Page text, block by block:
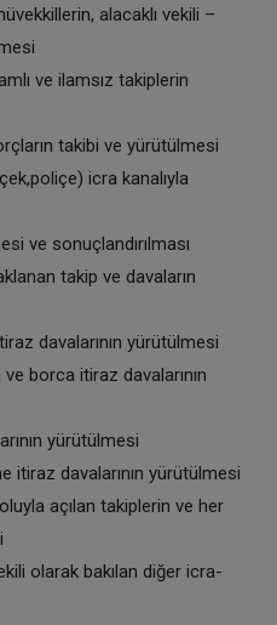
alacaklı vekili –
ve ilamsız takiplerin
takibi ve yürütülmesi
icra kanalıyla
ve sonuçlandırılması
takip ve davaların
davalarının yürütülmesi
borca itiraz davalarının
yürütülmesi
itiraz davalarının yürütülmesi
açılan takiplerin ve her
olarak bakılan diğer icra-